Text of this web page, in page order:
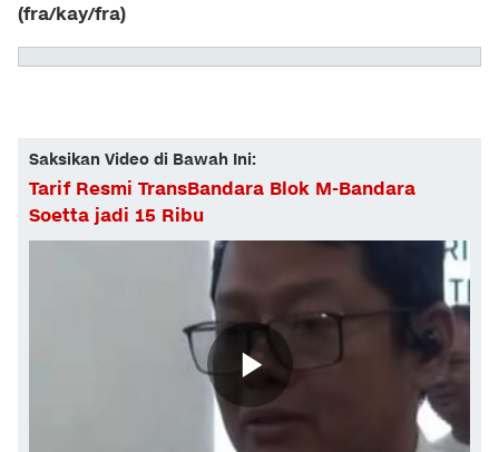
(fra/kay/fra)
Saksikan Video di Bawah Ini:
Tarif Resmi TransBandara Blok M-Bandara
Soetta jadi 15 Ribu